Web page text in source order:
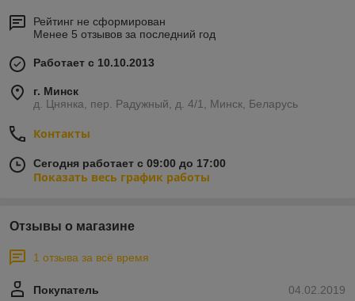
Рейтинг не сформирован
Менее 5 отзывов за последний год
Работает с 10.10.2013
г. Минск
д. Цнянка, пер. Радужный, д. 4/1, Минск, Беларусь
Контакты
Сегодня работает с 09:00 до 17:00
Показать весь график работы
Отзывы о магазине
1 отзыва за всё время
04.02.2019
Покупатель